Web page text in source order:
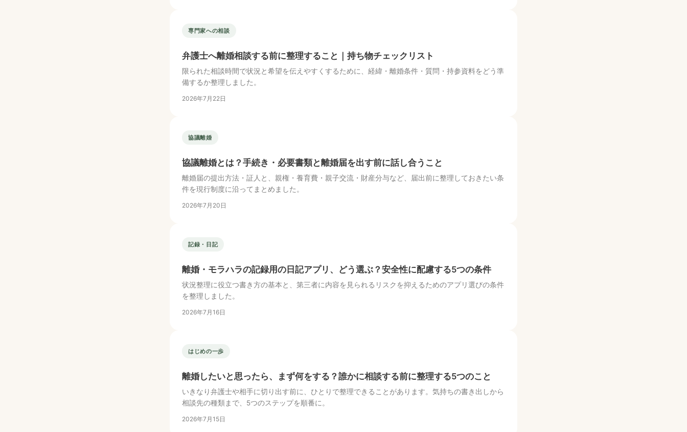
専門家への相談
弁護士へ離婚相談する前に整理すること｜持ち物チェックリスト
限られた相談時間で状況と希望を伝えやすくするために、経緯・離婚条件・質問・持参資料をどう準
備するか整理しました。
2026年7月22日
協議離婚
協議離婚とは？手続き・必要書類と離婚届を出す前に話し合うこと
離婚届の提出方法・証人と、親権・養育費・親子交流・財産分与など、届出前に整理しておきたい条
件を現行制度に沿ってまとめました。
2026年7月20日
記録・日記
離婚・モラハラの記録用の日記アプリ、どう選ぶ？安全性に配慮する5つの条件
状況整理に役立つ書き方の基本と、第三者に内容を見られるリスクを抑えるためのアプリ選びの条件
を整理しました。
2026年7月16日
はじめの一歩
離婚したいと思ったら、まず何をする？誰かに相談する前に整理する5つのこと
いきなり弁護士や相手に切り出す前に、ひとりで整理できることがあります。気持ちの書き出しから
相談先の種類まで、5つのステップを順番に。
2026年7月15日